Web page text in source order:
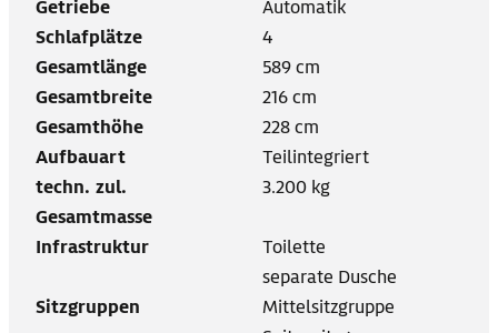
Getriebe
Automatik
Schlafplätze
4
Gesamtlänge
589 cm
Gesamtbreite
216 cm
Gesamthöhe
228 cm
Aufbauart
Teilintegriert
techn. zul.
Gesamtmasse
3.200 kg
Infrastruktur
Toilette
separate Dusche
Sitzgruppen
Mittelsitzgruppe